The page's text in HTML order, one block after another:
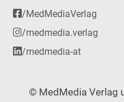
/MedMediaVerlag
/medmedia.verlag
/medmedia-at
© MedMedia Verlag